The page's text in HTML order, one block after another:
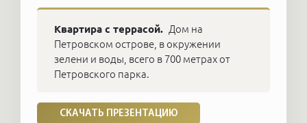
Квартира с террасой. Дом на
Петровском острове, в окружении
зелени и воды, всего в 700 метрах от
Петровского парка.
СКАЧАТЬ ПРЕЗЕНТАЦИЮ